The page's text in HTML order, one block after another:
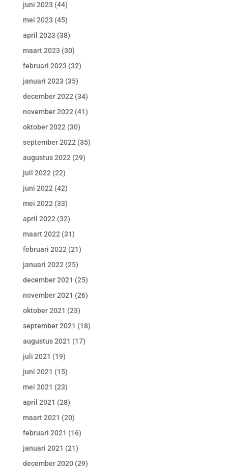
juni 2023 (44)
mei 2023 (45)
april 2023 (38)
maart 2023 (30)
februari 2023 (32)
januari 2023 (35)
december 2022 (34)
november 2022 (41)
oktober 2022 (30)
september 2022 (35)
augustus 2022 (29)
juli 2022 (22)
juni 2022 (42)
mei 2022 (33)
april 2022 (32)
maart 2022 (31)
februari 2022 (21)
januari 2022 (25)
december 2021 (25)
november 2021 (26)
oktober 2021 (23)
september 2021 (18)
augustus 2021 (17)
juli 2021 (19)
juni 2021 (15)
mei 2021 (23)
april 2021 (28)
maart 2021 (20)
februari 2021 (16)
januari 2021 (21)
december 2020(29)